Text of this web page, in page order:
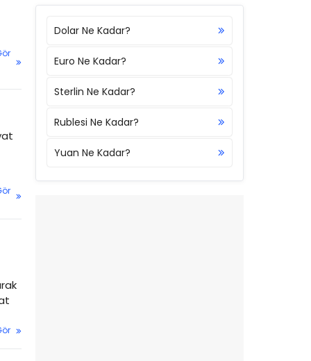
Dolar Ne Kadar?
Euro Ne Kadar?
Sterlin Ne Kadar?
Rublesi Ne Kadar?
Yuan Ne Kadar?